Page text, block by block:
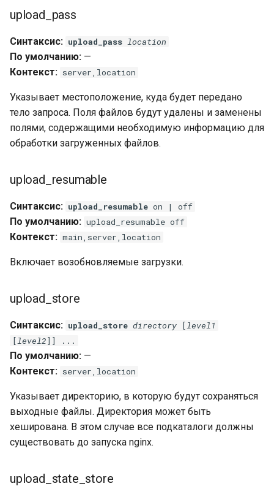
lmdb
locations
logger-socket
lrucache
macaroons
mail
memcached
mlcache
multiplexer
murmurhash2
mysql
newrelic
upload_pass
Синтаксис: upload_pass location
По умолчанию: —
Контекст: server,location
Указывает местоположение, куда будет передано
тело запроса. Поля файлов будут удалены и заменены
полями, содержащими необходимую информацию для
обработки загруженных файлов.
upload_resumable
Синтаксис: upload_resumable on | off
По умолчанию: upload_resumable off
Контекст: main,server,location
Включает возобновляемые загрузки.
upload_store
Синтаксис: upload_store directory [level1
[level2]] ...
По умолчанию: —
Контекст: server,location
Указывает директорию, в которую будут сохраняться
выходные файлы. Директория может быть
хеширована. В этом случае все подкаталоги должны
существовать до запуска nginx.
upload_state_store